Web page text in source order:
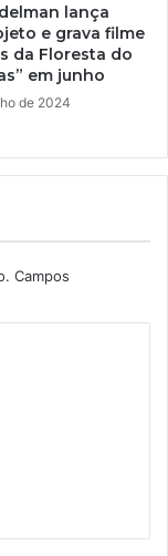
lança
e grava filme
da Floresta do
em junho
de 2024
Campos